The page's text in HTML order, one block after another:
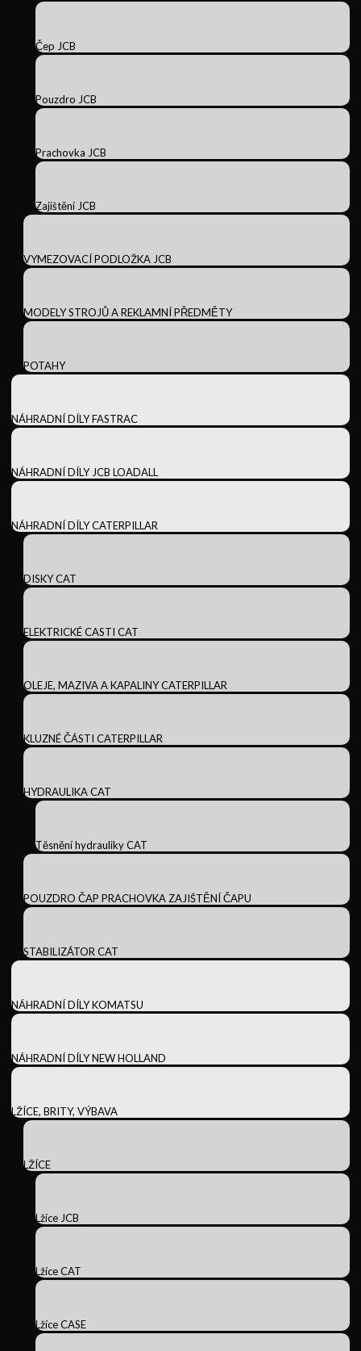
Čep JCB
Pouzdro JCB
Prachovka JCB
Zajištění JCB
VYMEZOVACÍ PODLOŽKA JCB
MODELY STROJŮ A REKLAMNÍ PŘEDMĚTY
POTAHY
NÁHRADNÍ DÍLY FASTRAC
NÁHRADNÍ DÍLY JCB LOADALL
NÁHRADNÍ DÍLY CATERPILLAR
DISKY CAT
ELEKTRICKÉ CASTI CAT
OLEJE, MAZIVA A KAPALINY CATERPILLAR
KLUZNÉ ČÁSTI CATERPILLAR
HYDRAULIKA CAT
Těsnění hydrauliky CAT
POUZDRO ČAP PRACHOVKA ZAJIŠTĚNÍ ČAPU
STABILIZÁTOR CAT
NÁHRADNÍ DÍLY KOMATSU
NÁHRADNÍ DÍLY NEW HOLLAND
LŽÍCE, BRITY, VÝBAVA
LŽÍCE
Lžíce JCB
Lžíce CAT
Lžíce CASE